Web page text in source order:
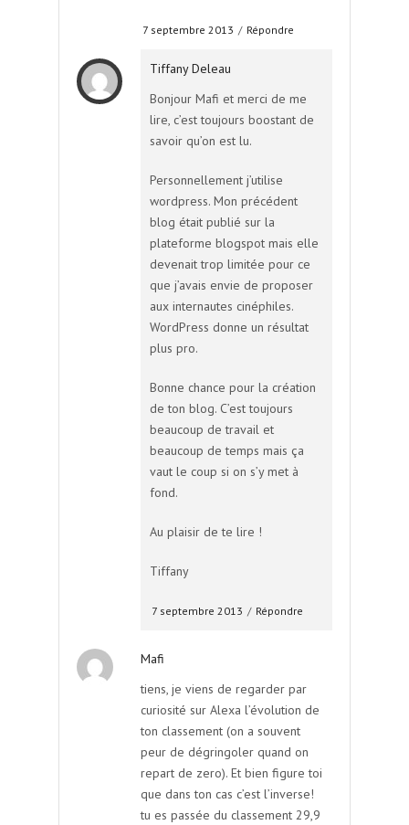
7 septembre 2013 / Répondre
Tiffany Deleau
Bonjour Mafi et merci de me
lire, c’est toujours boostant de
savoir qu’on est lu.
Personnellement j’utilise
wordpress. Mon précédent
blog était publié sur la
plateforme blogspot mais elle
devenait trop limitée pour ce
que j’avais envie de proposer
aux internautes cinéphiles.
WordPress donne un résultat
plus pro.
Bonne chance pour la création
de ton blog. C’est toujours
beaucoup de travail et
beaucoup de temps mais ça
vaut le coup si on s’y met à
fond.
Au plaisir de te lire !
Tiffany
7 septembre 2013 / Répondre
Mafi
tiens, je viens de regarder par
curiosité sur Alexa l’évolution de
ton classement (on a souvent
peur de dégringoler quand on
repart de zero). Et bien figure toi
que dans ton cas c’est l’inverse!
tu es passée du classement 29,9